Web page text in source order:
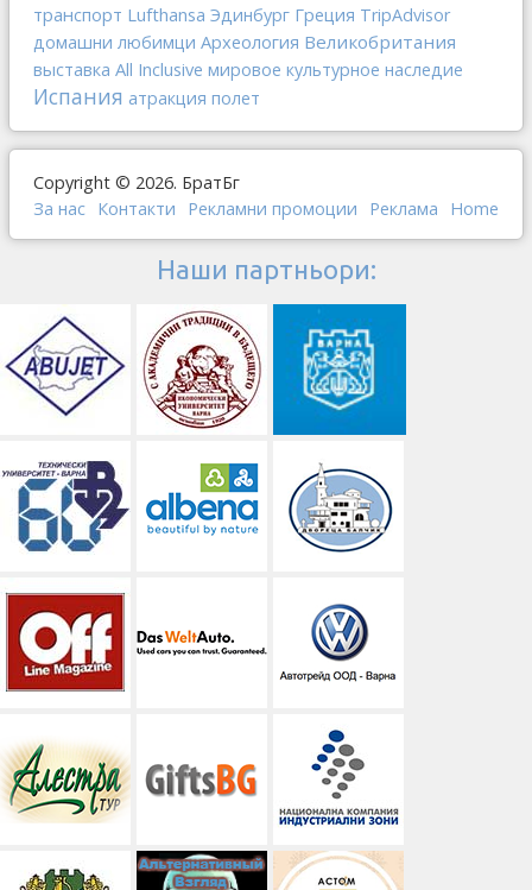
транспорт Lufthansa Эдинбург Греция TripAdvisor
домашни любимци Археология Великобритания
выставка All Inclusive мировое культурное наследие
Испания атракция полет
Copyright © 2026. БратБг
За нас Контакти Рекламни промоции Реклама Home
Наши партньори: